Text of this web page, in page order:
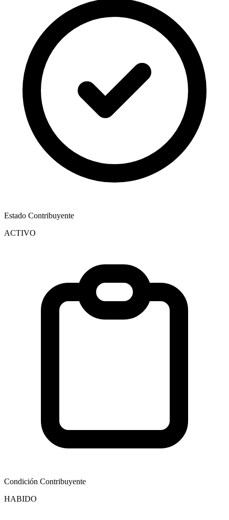
Estado Contribuyente
ACTIVO
Condición Contribuyente
HABIDO